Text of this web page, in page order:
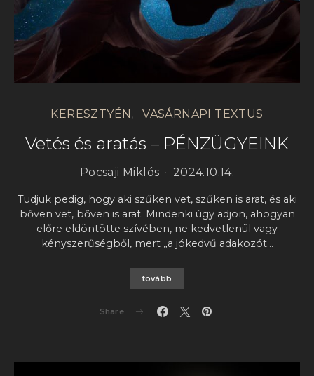
KERESZTYÉN VASÁRNAPI TEXTUS
Vetés és aratás – PÉNZÜGYEINK
Pocsaji Miklós 2024.10.14.
Tudjuk pedig, hogy aki szűken vet, szűken is arat, és aki
bőven vet, bőven is arat. Mindenki úgy adjon, ahogyan
előre eldöntötte szívében, ne kedvetlenül vagy
kényszerűségből, mert „a jókedvű adakozót…
tovább
Share